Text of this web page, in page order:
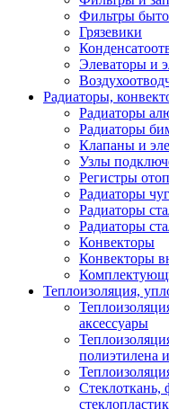
Фильтры
Грязевики
Элеваторы и
Радиаторы,
Радиаторы
Радиаторы
Клапаны и
Узлы
Регистры
Радиаторы
Радиаторы
Радиаторы
Конвекторы
Конвекторы
Теплоизоляция,
аксессуары
полиэтилена
Стеклоткань,
стеклопластик